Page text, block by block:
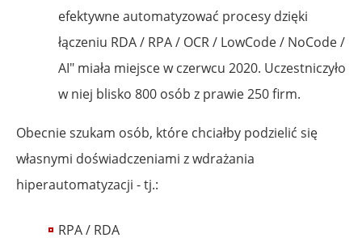
efektywne automatyzować procesy dzięki
łączeniu RDA / RPA / OCR / LowCode / NoCode /
AI" miała miejsce w czerwcu 2020. Uczestniczyło
w niej blisko 800 osób z prawie 250 firm.
Obecnie szukam osób, które chciałby podzielić się
własnymi doświadczeniami z wdrażania
hiperautomatyzacji - tj.:
RPA / RDA